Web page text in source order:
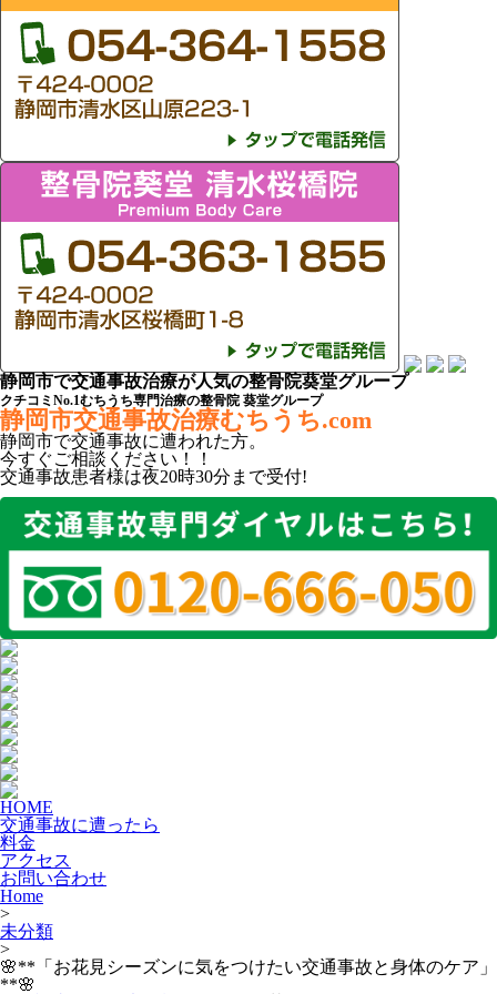
静岡市で交通事故治療が人気の整骨院葵堂グループ
クチコミNo.1むちうち専門治療の整骨院 葵堂グループ
静岡市交通事故治療むちうち.com
静岡市で交通事故に遭われた方。
今すぐご相談ください！！
交通事故患者様は夜20時30分 まで受付!
HOME
交通事故に遭ったら
料金
アクセス
お問い合わせ
Home
>
未分類
>
🌸**「お花見シーズンに気をつけたい交通事故と身体のケア」
**🌸